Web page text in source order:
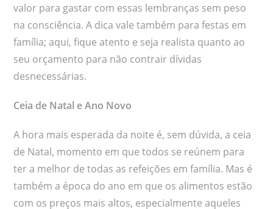
valor para gastar com essas lembranças sem peso
na consciência. A dica vale também para festas em
família; aqui, fique atento e seja realista quanto ao
seu orçamento para não contrair dívidas
desnecessárias.
Ceia de Natal e Ano Novo
A hora mais esperada da noite é, sem dúvida, a ceia
de Natal, momento em que todos se reúnem para
ter a melhor de todas as refeições em família. Mas é
também a época do ano em que os alimentos estão
com os preços mais altos, especialmente aqueles